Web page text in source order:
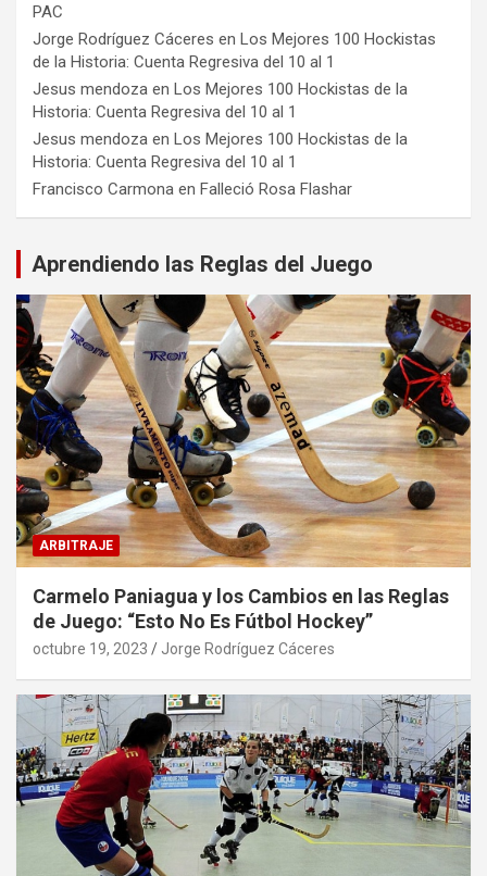
PAC
Jorge Rodríguez Cáceres en Los Mejores 100 Hockistas
de la Historia: Cuenta Regresiva del 10 al 1
Jesus mendoza en Los Mejores 100 Hockistas de la
Historia: Cuenta Regresiva del 10 al 1
Jesus mendoza en Los Mejores 100 Hockistas de la
Historia: Cuenta Regresiva del 10 al 1
Francisco Carmona en Falleció Rosa Flashar
Aprendiendo las Reglas del Juego
ARBITRAJE
Carmelo Paniagua y los Cambios en las Reglas
de Juego: “Esto No Es Fútbol Hockey”
octubre 19, 2023 Jorge Rodríguez Cáceres